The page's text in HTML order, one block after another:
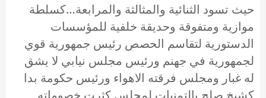
حيث تسود الثنائية والمثالثة والمرابعة…كسلطة
موازية ومتفوقة وحديقة خلفية للمؤسسات
الدستورية لتقاسم الحصص رئيس جمهورية قوي
لجمهورية في جهنم ورئيس مجلس نيابي لا يشق
له غبار ومجلس فرقته الاهواء ورئيس حكومة بدا
كشيخ صلح بالتمنيات لمجلس كثرت خصوماته